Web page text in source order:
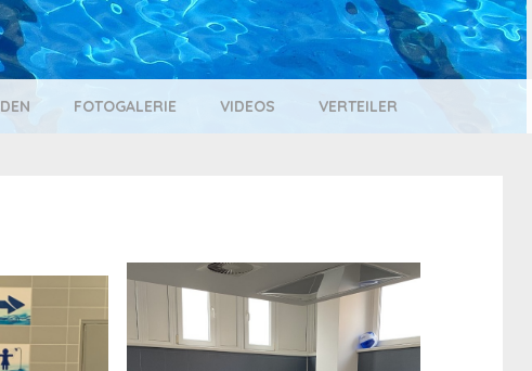
FOTOGALERIE VIDEOS VERTEILER